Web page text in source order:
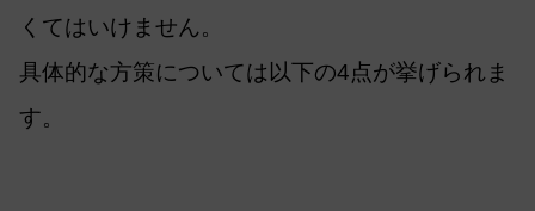
くてはいけません。
具体的な方策については以下の4点が挙げられま
す。